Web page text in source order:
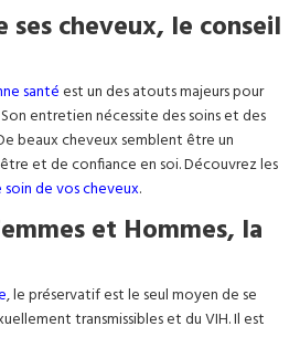
ses cheveux, le conseil
santéest un des atouts majeurs pour
entretien nécessite des soins et des
beaux cheveux semblent être un
et de confiance en soi. Découvrez les
de vos cheveux.
et Hommes, la
, le préservatif est le seul moyen de se
transmissibles et du VIH. Il est